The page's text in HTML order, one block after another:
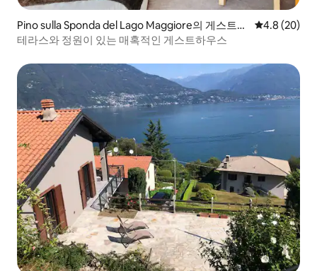
Pino sulla Sponda del Lago Maggiore의 게스트용
별채
평점 4.8점(5
4.8 (20)
테라스와 정원이 있는 매혹적인 게스트하우스